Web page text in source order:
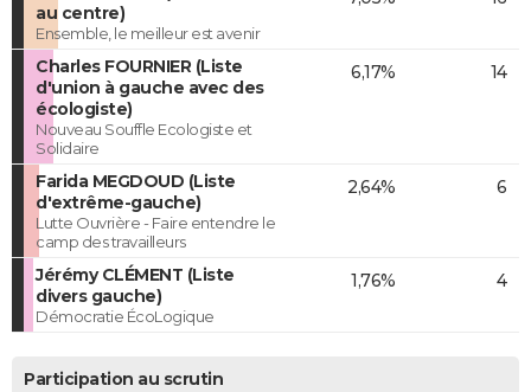
au centre)
Ensemble, le meilleur est avenir
Charles FOURNIER (Liste
d'union à gauche avec des
écologiste)
Nouveau Souffle Ecologiste et
Solidaire
6,17% 14
Farida MEGDOUD (Liste
d'extrême-gauche)
Lutte Ouvrière - Faire entendre le
camp des travailleurs
2,64% 6
Jérémy CLÉMENT (Liste
divers gauche)
Démocratie ÉcoLogique
1,76% 4
Participation au scrutin